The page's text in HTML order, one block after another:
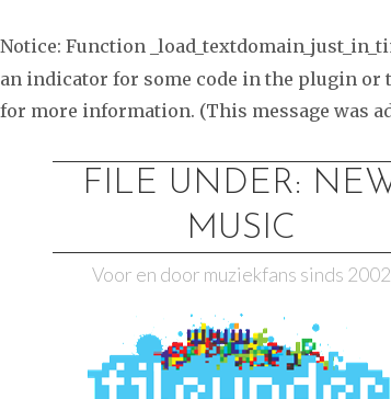
Notice: Function
an indicator for some code in the plugin or
for more information. (This message was
FILE UNDER:
MUSIC
Voor en door muziekfans sinds 2002